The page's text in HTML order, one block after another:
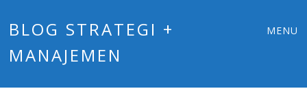
BLOG STRATEGI +
MANAJEMEN
MENU